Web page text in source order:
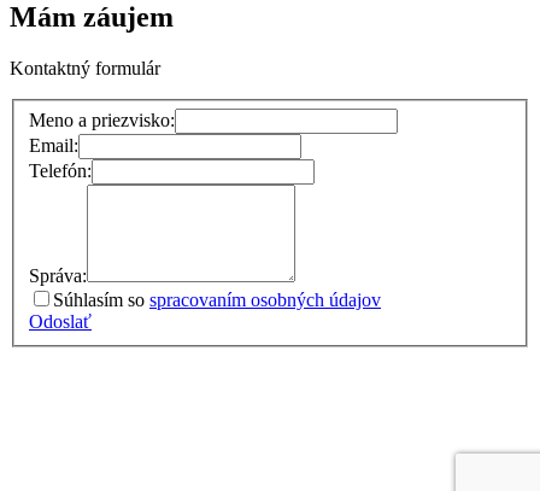
Mám záujem
Kontaktný formulár
Meno a priezvisko:
Email:
Telefón:
Správa:
Súhlasím so spracovaním osobných údajov
Odoslať